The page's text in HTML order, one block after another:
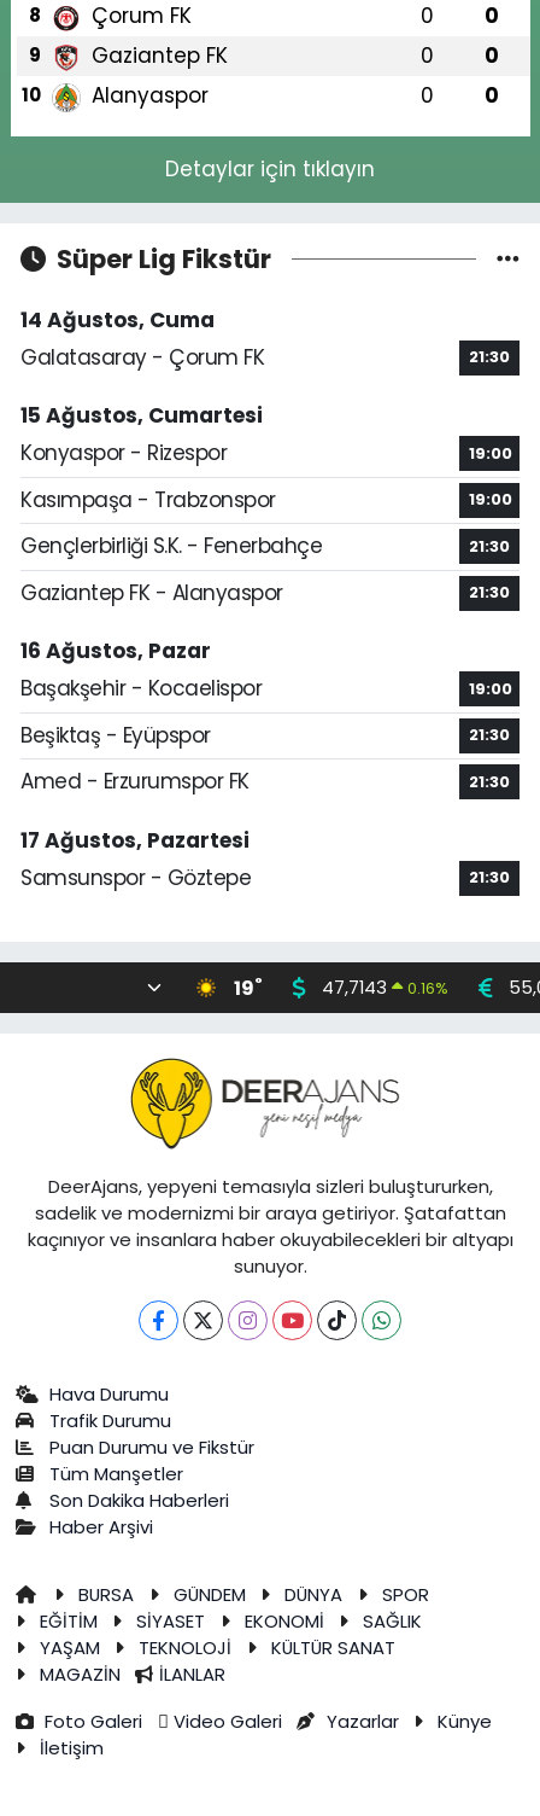
8 Çorum FK 0 0
9 Gaziantep FK 0 0
10 Alanyaspor 0 0
Detaylar için tıklayın
Süper Lig Fikstür
14 Ağustos, Cuma
Galatasaray - Çorum FK
21:30
15 Ağustos, Cumartesi
Konyaspor - Rizespor
19:00
Kasımpaşa - Trabzonspor 19:00
Gençlerbirliği S.K. - Fenerbahçe 21:30
Gaziantep FK - Alanyaspor 21:30
16 Ağustos, Pazar
Başakşehir - Kocaelispor
19:00
Beşiktaş - Eyüpspor 21:30
Amed - Erzurumspor FK 21:30
17 Ağustos, Pazartesi
Samsunspor - Göztepe
21:30
19° 47,7143 0.16%
DeerAjans, yepyeni temasıyla sizleri buluştururken,
sadelik ve modernizmi bir araya getiriyor. Şatafattan
kaçınıyor ve insanlara haber okuyabilecekleri bir altyapı
sunuyor.
Hava Durumu
Trafik Durumu
Puan Durumu ve Fikstür
Tüm Manşetler
Son Dakika Haberleri
Haber Arşivi
BURSA GÜNDEM DÜNYA
SPOR
EĞİTİM
SİYASET EKONOMİ
SAĞLIK
YAŞAM
TEKNOLOJİ
KÜLTÜR SANAT
MAGAZİN
İLANLAR
Foto Galeri
Video Galeri Yazarlar
Künye
İletişim